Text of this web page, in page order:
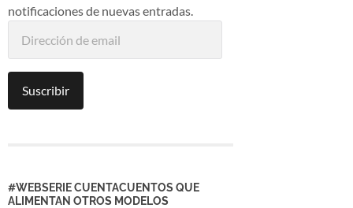
notificaciones de nuevas entradas.
Suscribir
#WEBSERIE CUENTACUENTOS QUE
ALIMENTAN OTROS MODELOS